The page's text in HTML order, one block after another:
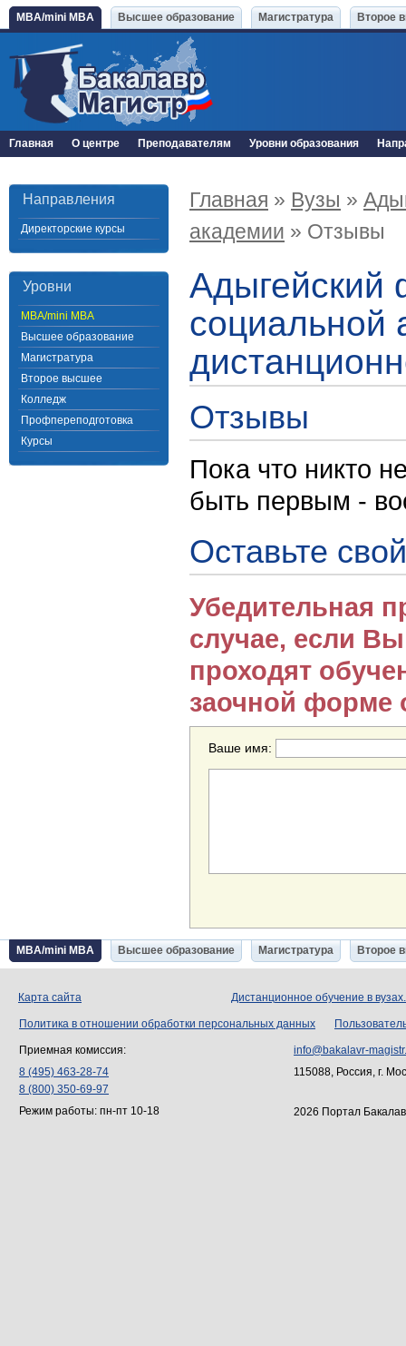
MBA/mini MBA Высшее образование Магистратура Второе
Главная О центре Преподавателям Уровни образования
Направления
Директорские курсы
Уровни
MBA/mini MBA
Высшее образование
Магистратура
Второе высшее
Колледж
Профпереподготовка
Курсы
Главная » Вузы »
академии » Отзывы
Адыгейский
социальной
Отзывы
Пока что никто
быть первым -
Оставьте
Убедительная
случае, если
проходят
заочной форме
Ваше имя:
MBA/mini MBA Высшее образование Магистратура Второе
Карта сайта Дистанционное обучение в
Политика в отношении обработки персональных данных
Приемная комиссия:
8 (495) 463-28-74
8 (800) 350-69-97
Режим работы: пн-пт 10-18
info@bakalavr-
115088, Россия, г.
2026 Портал